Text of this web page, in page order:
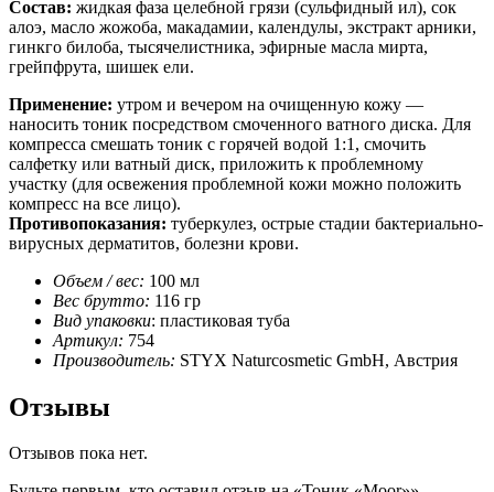
Состав: жидкая фаза целебной грязи (сульфидный ил), сок
алоэ, масло жожоба, макадамии, календулы, экстракт арники,
гинкго билоба, тысячелистника, эфирные масла мирта,
грейпфрута, шишек ели.
Применение: утром и вечером на очищенную кожу —
наносить тоник посредством смоченного ватного диска. Для
компресса смешать тоник с горячей водой 1:1, смочить
салфетку или ватный диск, приложить к проблемному
участку (для освежения проблемной кожи можно положить
компресс на все лицо).
Противопоказания: туберкулез, острые стадии бактериально-
вирусных дерматитов, болезни крови.
Объем / вес: 100 мл
Вес брутто: 116 гр
Вид упаковки: пластиковая туба
Артикул: 754
Производитель: STYX Naturcosmetic GmbH, Австрия
Отзывы
Отзывов пока нет.